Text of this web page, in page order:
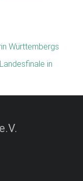
Württembergs
in